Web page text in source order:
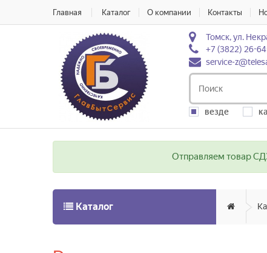
Главная Каталог О компании Контакты
Томск, ул.
+7 (3822) 26-
service-
везде
Отправляем товар
Каталог